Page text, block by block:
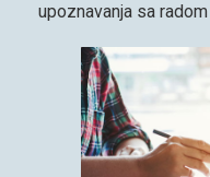
upoznavanja sa